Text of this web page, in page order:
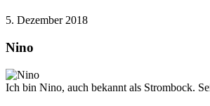
5. Dezember 2018
Nino
Ich bin Nino, auch bekannt als Strombock.